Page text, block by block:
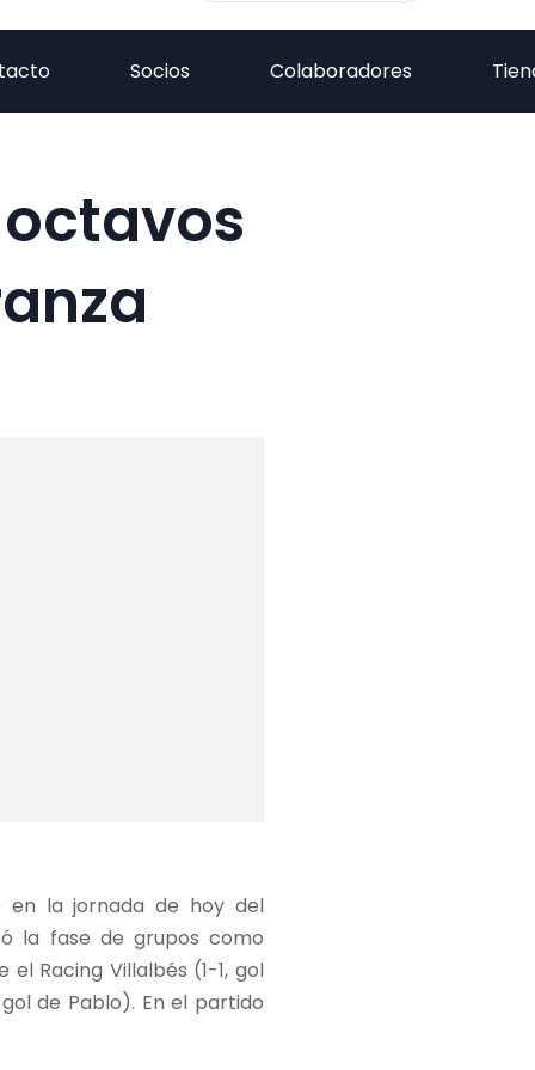
Socios Colaboradores
en la jornada de hoy del
la fase de grupos como
Racing Villalbés (1-1, gol
de Pablo). En el partido